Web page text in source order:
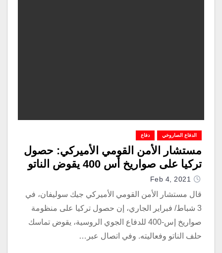
الدفاع الصاروخي دفاع
مستشار الأمن القومي الأميركي: حصول
تركيا على صواريخ أس 400 يقوض الناتو
Feb 4, 2021
قال مستشار الأمن القومي الأميركي جيك سوليفان، في
3 شباط/ فبراير الجاري، إن حصول تركيا على منظومة
صواريخ إس-400 للدفاع الجوي الروسية، يقوض تماسك
حلف الناتو وفعاليته. وفي اتصال عبر…